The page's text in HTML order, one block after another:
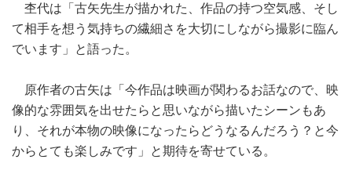
杢代は「古矢先生が描かれた、作品の持つ空気感、そし
て相手を想う気持ちの繊細さを大切にしながら撮影に臨ん
でいます」と語った。
原作者の古矢は「今作品は映画が関わるお話なので、映
像的な雰囲気を出せたらと思いながら描いたシーンもあ
り、それが本物の映像になったらどうなるんだろう？と今
からとても楽しみです」と期待を寄せている。